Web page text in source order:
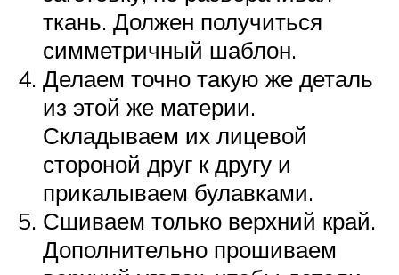
ткань. Должен получиться
симметричный шаблон.
Делаем точно такую же деталь
из этой же материи.
Складываем их лицевой
стороной друг к другу и
прикалываем булавками.
Сшиваем только верхний край.
Дополнительно прошиваем